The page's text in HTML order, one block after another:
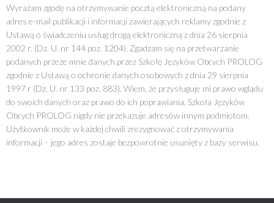
Wyrażam zgodę na otrzymywanie pocztą elektroniczną na podany
adres e-mail publikacji i informacji zawierających reklamy zgodnie z
Ustawą o świadczeniu usług drogą elektroniczną z dnia 26 sierpnia
2002 r. (Dz. U. nr 144 poz. 1204). Zgadzam się na przetwarzanie
podanych przeze mnie danych przez Szkołę Języków Obcych PROLOG
zgodnie z Ustawą o ochronie danych osobowych z dnia 29 sierpnia
1997 r (Dz. U. nr 133 poz. 883). Wiem, że przysługuje mi prawo wglądu
do swoich danych oraz prawo do ich poprawiania. Szkoła Języków
Obcych PROLOG nigdy nie przekazuje adresów innym podmiotom.
Użytkownik może w każdej chwili zrezygnować z otrzymywania
informacji – jego adres zostaje bezpowrotnie usunięty z bazy serwisu.